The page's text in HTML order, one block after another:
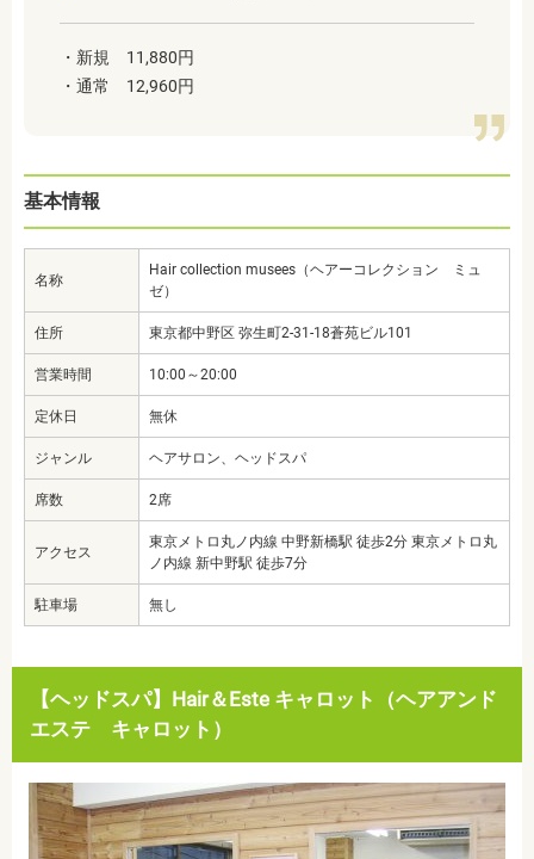
・新規 11,880円
・通常 12,960円
基本情報
名称
Hair collection musees（ヘアーコレクション ミュ
ゼ）
住所 東京都中野区 弥生町2-31-18蒼苑ビル101
営業時間 10:00～20:00
定休日 無休
ジャンル ヘアサロン、ヘッドスパ
席数 2席
アクセス
東京メトロ丸ノ内線 中野新橋駅 徒歩2分 東京メトロ丸
ノ内線 新中野駅 徒歩7分
駐車場 無し
【ヘッドスパ】Hair＆Este キャロット（ヘアアンド
エステ キャロット）